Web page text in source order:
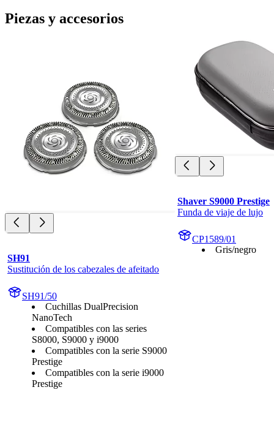
Piezas y accesorios
SH91
Sustitución de los cabezales de afeitado
SH91/50
Cuchillas DualPrecision
NanoTech
Compatibles con las series
S8000, S9000 y i9000
Compatibles con la serie S9000
Prestige
Compatibles con la serie i9000
Prestige
Shaver S9000 Prestige
Funda de viaje de lujo
CP1589/01
Gris/negro